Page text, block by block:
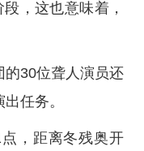
，这也意味着，
的30位聋人演员还
任务。
，距离冬残奥开